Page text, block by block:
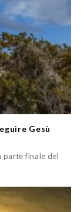
Gesù
parte finale del